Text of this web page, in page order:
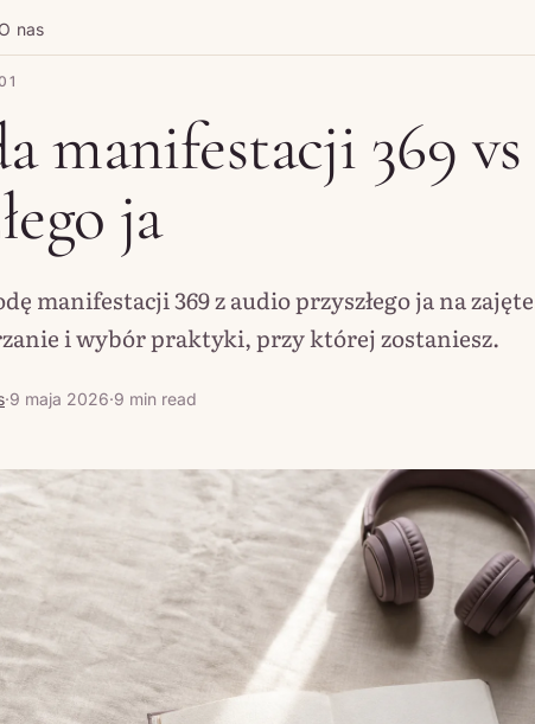
O nas
manifestacji 369
ja
manifestacji 369 z audio przyszłego ja na
i wybór praktyki, przy której zostaniesz.
·9 maja 2026·9 min read